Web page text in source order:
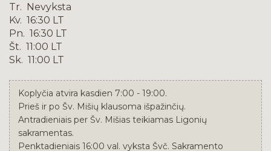
Tr. Nevyksta
Kv. 16:30 LT
Pn. 16:30 LT
Št. 11:00 LT
Sk. 11:00 LT
Koplyčia atvira kasdien 7:00 - 19:00.
Prieš ir po Šv. Mišių klausoma išpažinčių.
Antradieniais per Šv. Mišias teikiamas Ligonių
sakramentas.
Penktadieniais 16:00 val. vyksta Švč. Sakramento